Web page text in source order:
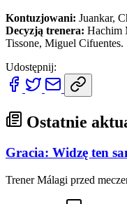
Kontuzjowani: Juankar,
Decyzją trenera: Hachim
Tissone, Miguel Cifuentes.
Udostępnij:
Ostatnie
Gracia: Widzę ten
Trener Málagi przed